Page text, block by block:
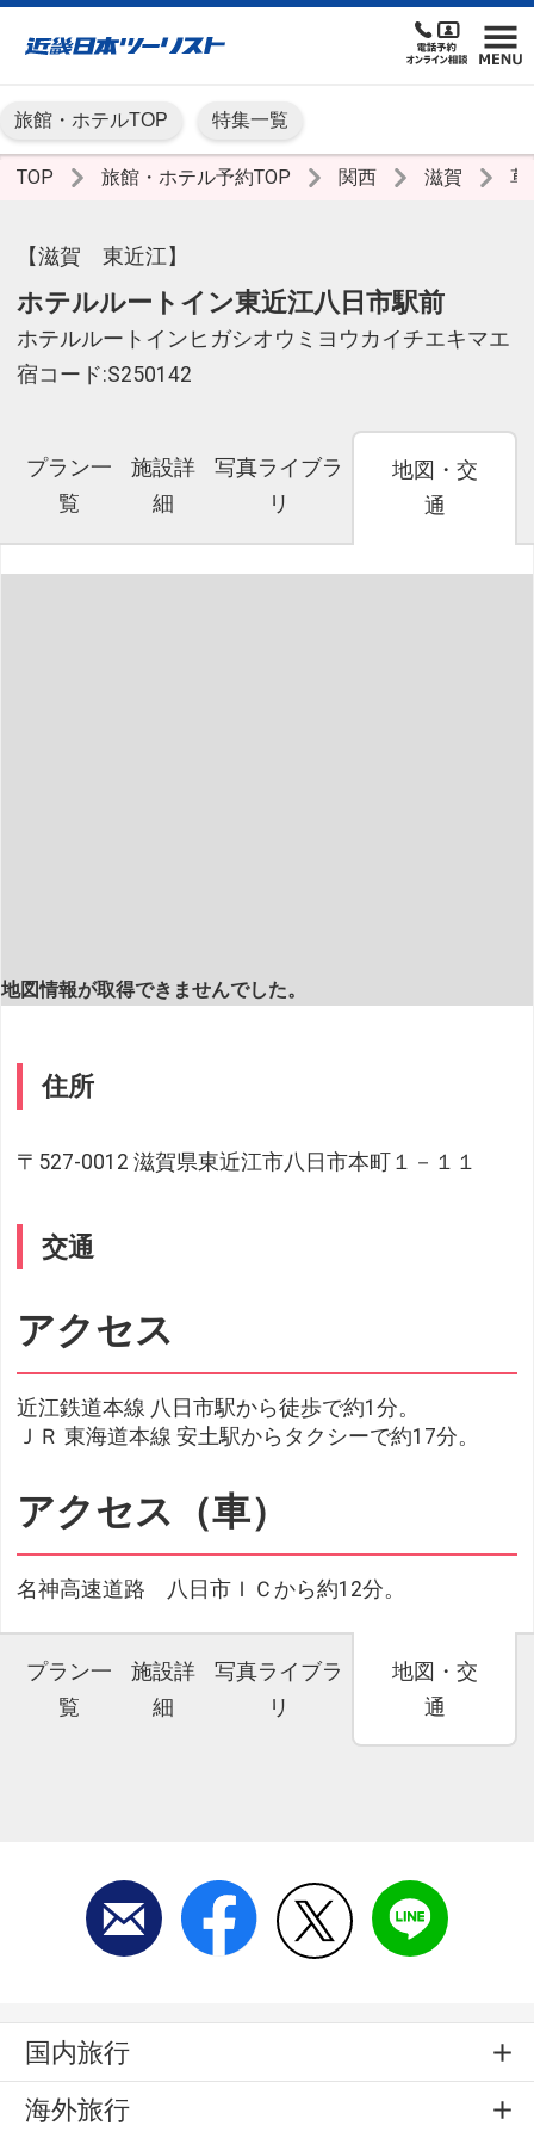
旅館・ホテルTOP 特集一覧
TOP 旅館・ホテル予約TOP 関西 滋賀 草
【滋賀 東近江】
ホテルルートイン東近江八日市駅前
ホテルルートインヒガシオウミヨウカイチエキマエ
宿コード:S250142
プラン一
覧
施設詳
細
写真ライブラ
リ
地図・交
通
地図情報が取得できませんでした。
住所
〒527-0012 滋賀県東近江市八日市本町１－１１
交通
アクセス
近江鉄道本線 八日市駅から徒歩で約1分。
ＪＲ 東海道本線 安土駅からタクシーで約17分。
アクセス（車）
名神高速道路 八日市ＩＣから約12分。
プラン一
覧
施設詳
細
写真ライブラ
リ
地図・交
通
国内旅行
海外旅行